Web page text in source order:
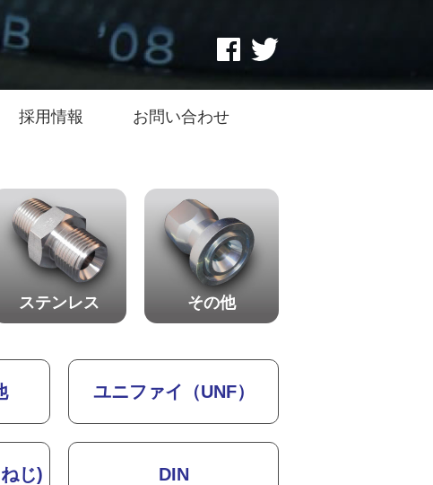
採用情報 お問い合わせ
ステンレス その他
ユニファイ（UNF）
じ) DIN